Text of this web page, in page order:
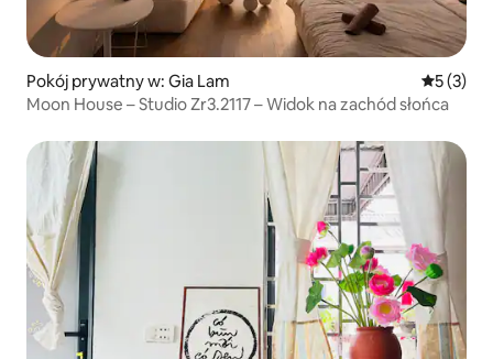
Pokój prywatny w: Gia Lam Średnia
5 (3)
Moon House – Studio Zr3.2117 – Widok na zachód słońca